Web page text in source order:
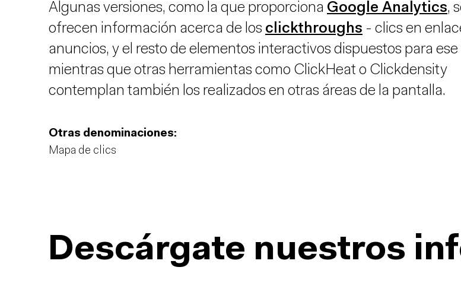
Algunas versiones, como la que proporciona Google Analytics,
ofrecen información acerca de los clickthroughs - clics en
anuncios, y el resto de elementos interactivos dispuestos para ese
mientras que otras herramientas como ClickHeat o Clickdensity
contemplan también los realizados en otras áreas de la pantalla.
Otras denominaciones:
Mapa de clics
Descárgate nuestros